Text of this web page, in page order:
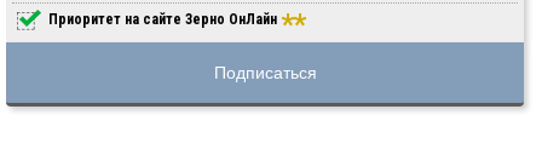
Приоритет на сайте Зерно ОнЛайн
Подписаться